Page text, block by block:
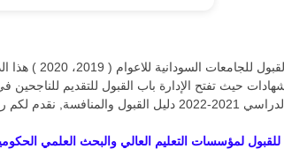
اقدم لكم دليل
حيث تفتح الإدارة باب القبول للتقديم للناجحين
السودانية للعام الدراسي 2021-2022 دليل القبول